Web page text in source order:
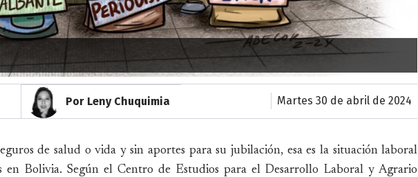
Por Leny Chuquimia martes 30 de abril de 2024
de salud o vida y sin aportes para su jubilación, esa es la situación laboral
en Bolivia. Según el Centro de Estudios para el Desarrollo Laboral y Agrario